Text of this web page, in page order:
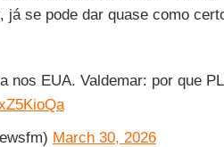
já se pode dar quase como
nos EUA. Valdemar: por que
March 30, 2026